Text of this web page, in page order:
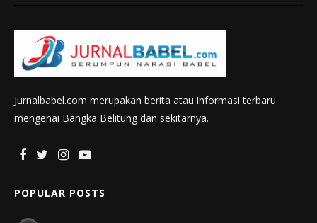
Jurnalbabel.com merupakan berita atau informasi terbaru
mengenai Bangka Belitung dan sekitarnya.
POPULAR POSTS